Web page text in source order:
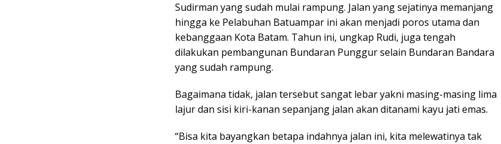
Sudirman yang sudah mulai rampung. Jalan yang sejatinya memanjang
hingga ke Pelabuhan Batuampar ini akan menjadi poros utama dan
kebanggaan Kota Batam. Tahun ini, ungkap Rudi, juga tengah
dilakukan pembangunan Bundaran Punggur selain Bundaran Bandara
yang sudah rampung.
Bagaimana tidak, jalan tersebut sangat lebar yakni masing-masing lima
lajur dan sisi kiri-kanan sepanjang jalan akan ditanami kayu jati emas.
“Bisa kita bayangkan betapa indahnya jalan ini, kita melewatinya tak